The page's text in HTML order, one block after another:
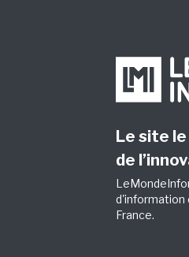
Le site
de
d'information
France.